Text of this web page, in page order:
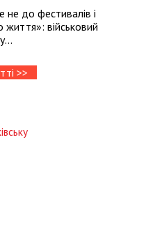
до фестивалів і
життя»: військовий
>>